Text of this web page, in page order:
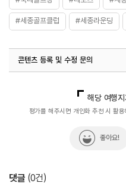
#세종골프클럽 #세종라운딩
콘텐츠 등록 및 수정 문의
해당 여행
평가를 해주시면 개인화 추천 시 활
좋아요!
댓글 (0건)